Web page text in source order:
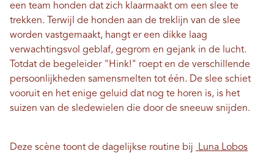
een team honden dat zich klaarmaakt om een ​​slee te
trekken. Terwijl de honden aan de treklijn van de slee
worden vastgemaakt, hangt er een dikke laag
verwachtingsvol geblaf, gegrom en gejank in de lucht.
Totdat de begeleider "Hink!" roept en de verschillende
persoonlijkheden samensmelten tot één. De slee schiet
vooruit en het enige geluid dat nog te horen is, is het
suizen van de sledewielen die door de sneeuw snijden.
Deze scène toont de dagelijkse routine bij
Luna Lobos